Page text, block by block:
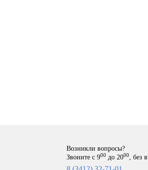
Возникли вопросы?
Звоните с 900 до 2000, без